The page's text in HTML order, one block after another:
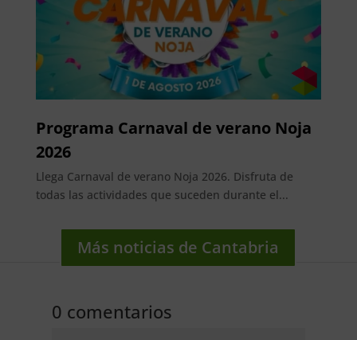
Programa Carnaval de verano Noja
2026
Llega Carnaval de verano Noja 2026. Disfruta de
todas las actividades que suceden durante el...
Más noticias de Cantabria
0 comentarios